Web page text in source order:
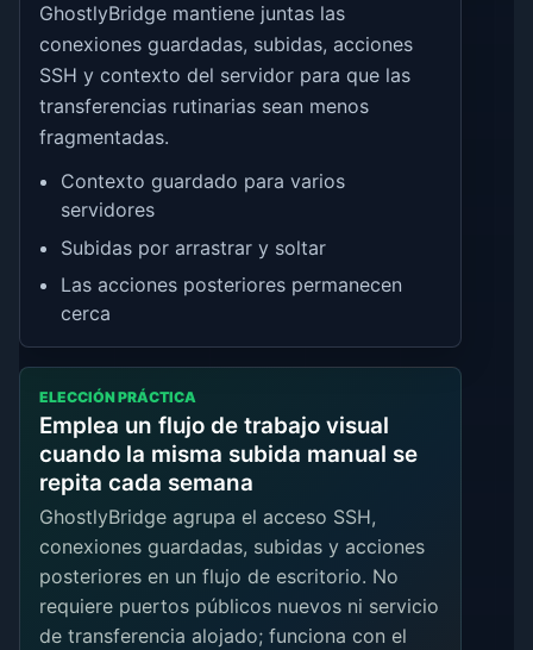
GhostlyBridge mantiene juntas las
conexiones guardadas, subidas, acciones
SSH y contexto del servidor para que las
transferencias rutinarias sean menos
fragmentadas.
Contexto guardado para varios
servidores
Subidas por arrastrar y soltar
Las acciones posteriores permanecen
cerca
ELECCIÓN PRÁCTICA
Emplea un flujo de trabajo visual
cuando la misma subida manual se
repita cada semana
GhostlyBridge agrupa el acceso SSH,
conexiones guardadas, subidas y acciones
posteriores en un flujo de escritorio. No
requiere puertos públicos nuevos ni servicio
de transferencia alojado; funciona con el